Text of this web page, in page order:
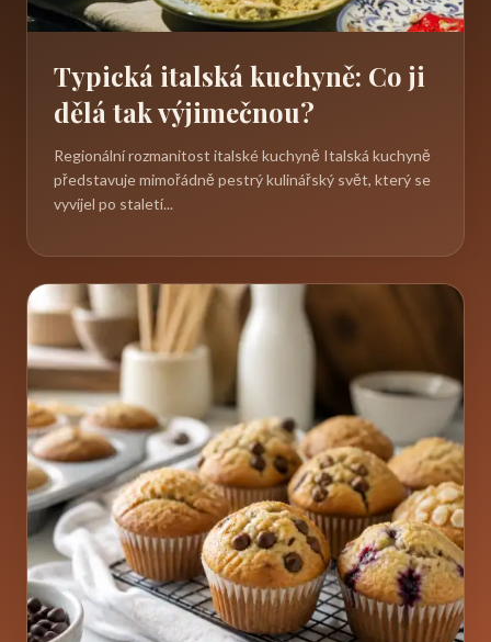
Typická italská kuchyně: Co ji
dělá tak výjimečnou?
Regionální rozmanitost italské kuchyně Italská kuchyně
představuje mimořádně pestrý kulinářský svět, který se
vyvíjel po staletí...